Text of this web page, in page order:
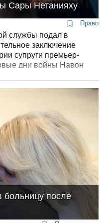
Сары Нетанияху
Право
службы подал в
заключение
супруги премьер-
дни войны Навон
но канцелярия
этого требования.
больницу после